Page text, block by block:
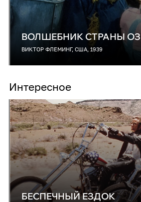
ВОЛШЕБНИК СТРАНЫ ОЗ
ВИКТОР ФЛЕМИНГ, США, 1939
Интересное
БЕСПЕЧНЫЙ ЕЗДОК